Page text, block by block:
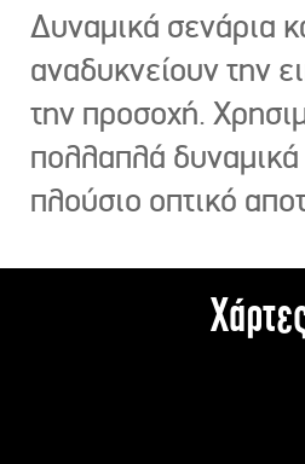
Δυναμικά σενάρια
αναδυκνείουν την
την προσοχή.
πολλαπλά δυναμικά
πλούσιο οπτικό